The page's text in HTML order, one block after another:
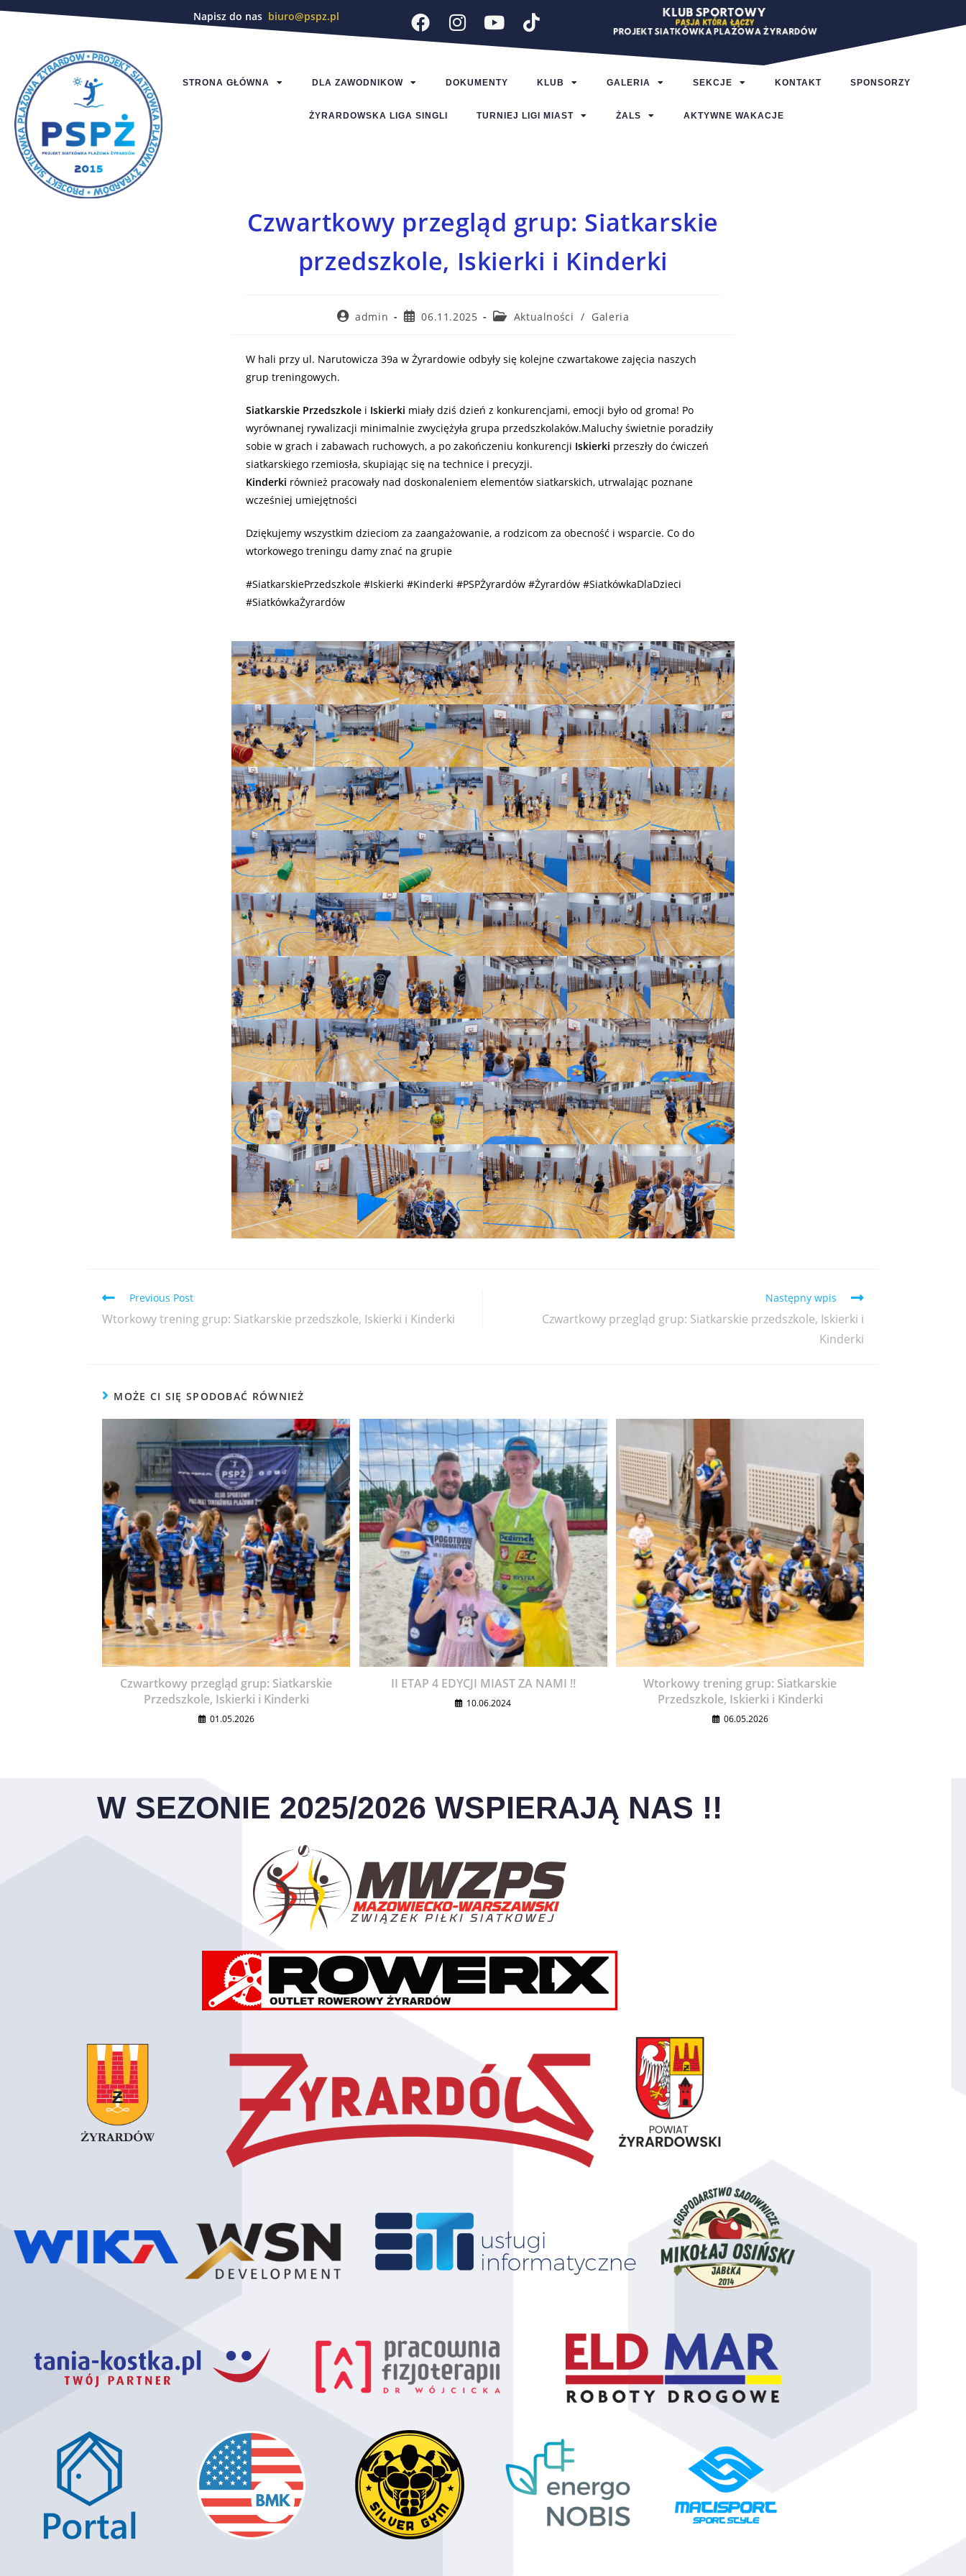
Napisz do nas biuro@pspz.pl
STRONA GŁÓWNA DLA ZAWODNIKOW DOKUMENTY KLUB GALERIA SEKCJE KONTAKT SPONSORZY
ŻYRARDOWSKA LIGA SINGLI TURNIEJ LIGI MIAST ŻALS AKTYWNE WAKACJE
Czwartkowy przegląd grup: Siatkarskie
przedszkole, Iskierki i Kinderki
admin 06.11.2025 Aktualności / Galeria
W hali przy ul. Narutowicza 39a w Żyrardowie odbyły się kolejne czwartakowe zajęcia naszych
grup treningowych.
Siatkarskie Przedszkole i Iskierki miały dziś dzień z konkurencjami, emocji było od groma! Po
wyrównanej rywalizacji minimalnie zwyciężyła grupa przedszkolaków.Maluchy świetnie poradziły
sobie w grach i zabawach ruchowych, a po zakończeniu konkurencji Iskierki przeszły do ćwiczeń
siatkarskiego rzemiosła, skupiając się na technice i precyzji.
Kinderki również pracowały nad doskonaleniem elementów siatkarskich, utrwalając poznane
wcześniej umiejętności
Dziękujemy wszystkim dzieciom za zaangażowanie, a rodzicom za obecność i wsparcie. Co do
wtorkowego treningu damy znać na grupie
#SiatkarskiePrzedszkole #Iskierki #Kinderki #PSPŻyrardów #Żyrardów #SiatkówkaDlaDzieci
#SiatkówkaŻyrardów
Previous Post
Wtorkowy trening grup: Siatkarskie przedszkole, Iskierki i Kinderki
Następny wpis
Czwartkowy przegląd grup: Siatkarskie przedszkole, Iskierki i
Kinderki
MOŻE CI SIĘ SPODOBAĆ RÓWNIEŻ
Czwartkowy przegląd grup: Siatkarskie
Przedszkole, Iskierki i Kinderki
01.05.2026
II ETAP 4 EDYCJI MIAST ZA NAMI !!
10.06.2024
Wtorkowy trening grup: Siatkarskie
Przedszkole, Iskierki i Kinderki
06.05.2026
W SEZONIE 2025/2026 WSPIERAJĄ NAS !!